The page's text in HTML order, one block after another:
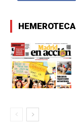
HEMEROTECA